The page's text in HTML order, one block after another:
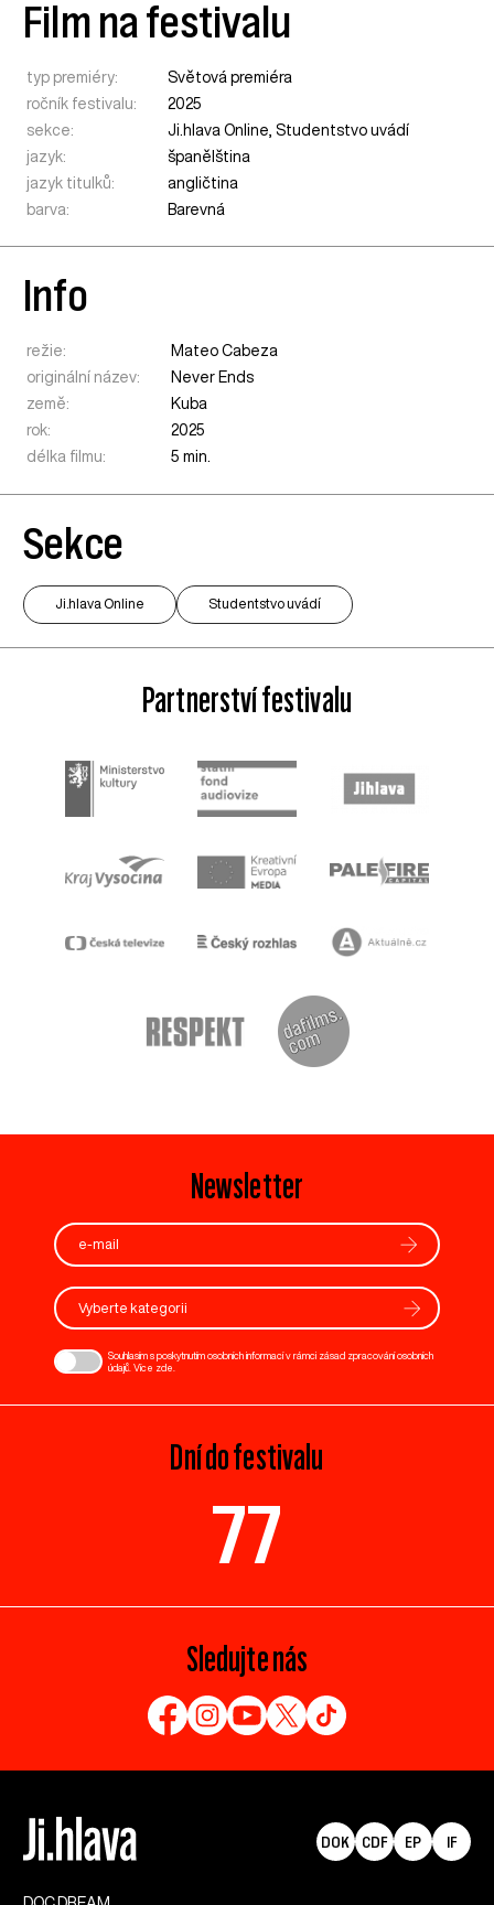
Film na festivalu
typ premiéry:
Světová premiéra
ročník festivalu:
2025
sekce:
Ji.hlava Online,Studentstvo uvádí
jazyk:
španělština
jazyk titulků:
angličtina
barva:
Barevná
Info
režie:
Mateo Cabeza
originální název:
Never Ends
země:
Kuba
rok:
2025
délka filmu:
5 min.
Sekce
Ji.hlava Online Studentstvo uvádí
Partnerství festivalu
Newsletter
Vyberte kategorii
Souhlasím s poskytnutím osobních informací v rámci zásad zpracování osobních
údajů. Více zde
Dní do festivalu
77
Sledujte nás
DOK CDF EP IF